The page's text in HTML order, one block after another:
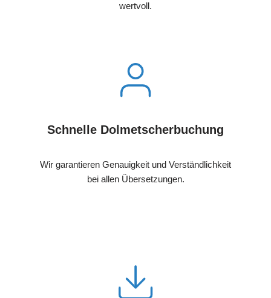
wertvoll.
Schnelle Dolmetscherbuchung
Wir garantieren Genauigkeit und Verständlichkeit
bei allen Übersetzungen.